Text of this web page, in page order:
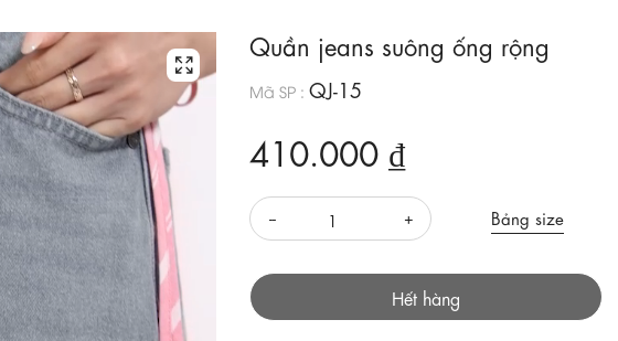
Quần jeans suông ống rộng
Mã SP : QJ-15
410.000 ₫
Bảng size
Hết hàng